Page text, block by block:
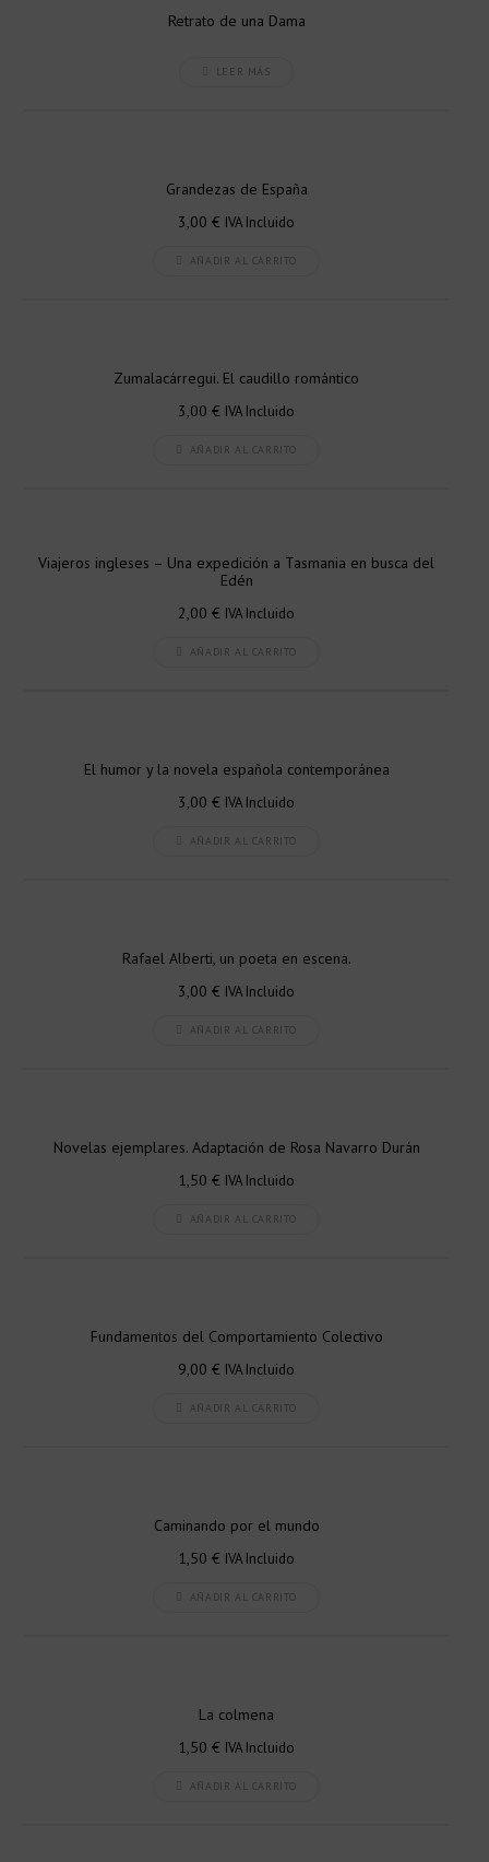
Retrato de una Dama
LEER MÁS
Grandezas de España
3,00 € IVA Incluido
AÑADIR AL CARRITO
Zumalacárregui. El caudillo romántico
3,00 € IVA Incluido
AÑADIR AL CARRITO
Viajeros ingleses – Una expedición a Tasmania en busca del
Edén
2,00 € IVA Incluido
AÑADIR AL CARRITO
El humor y la novela española contemporánea
3,00 € IVA Incluido
AÑADIR AL CARRITO
Rafael Alberti, un poeta en escena.
3,00 € IVA Incluido
AÑADIR AL CARRITO
Novelas ejemplares. Adaptación de Rosa Navarro Durán
1,50 € IVA Incluido
AÑADIR AL CARRITO
Fundamentos del Comportamiento Colectivo
9,00 € IVA Incluido
AÑADIR AL CARRITO
Caminando por el mundo
1,50 € IVA Incluido
AÑADIR AL CARRITO
La colmena
1,50 € IVA Incluido
AÑADIR AL CARRITO